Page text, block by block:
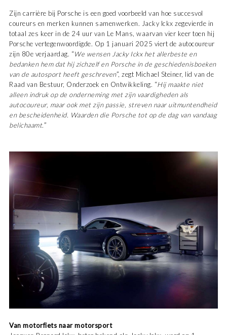
Zijn carrière bij Porsche is een goed voorbeeld van hoe succesvol
coureurs en merken kunnen samenwerken. Jacky Ickx zegevierde in
totaal zes keer in de 24 uur van Le Mans, waarvan vier keer toen hij
Porsche vertegenwoordigde. Op 1 januari 2025 viert de autocoureur
zijn 80e verjaardag. “We wensen Jacky Ickx het allerbeste en
bedanken hem dat hij zichzelf en Porsche in de geschiedenisboeken
van de autosport heeft geschreven”, zegt Michael Steiner, lid van de
Raad van Bestuur, Onderzoek en Ontwikkeling. “Hij maakte niet
alleen indruk op de onderneming met zijn vaardigheden als
autocoureur, maar ook met zijn passie, streven naar uitmuntendheid
en bescheidenheid. Waarden die Porsche tot op de dag van vandaag
belichaamt.”
Van motorfiets naar motorsport